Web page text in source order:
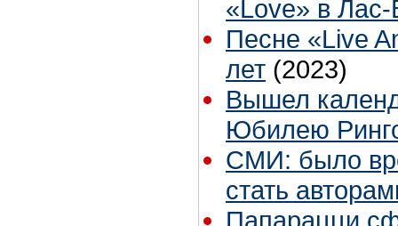
«Love» в Лас-
Песне «Live
лет (2023)
Вышел
Юбилею
СМИ: было
стать